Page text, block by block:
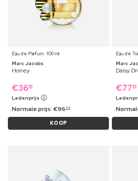
Eau de Parfum ⋅ 100 ml
Marc Jacobs
Honey
€3669
Ledenprijs
Normale prijs:€96 29
KOOP
Eau de
Marc
Daisy
€77 69